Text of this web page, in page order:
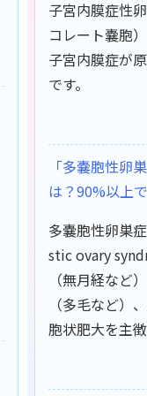
子宮内膜症性
コレート嚢胞
子宮内膜症が
です。
「多嚢胞性卵
は？90%以上
多嚢胞性卵巣
stic ovary
（無月経など
（多毛など）
胞状肥大を主